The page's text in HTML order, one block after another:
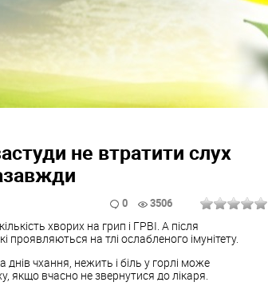
не втратити слух
0 3506
хворих на грип і ГРВІ. А після
на тлі ослабленого імунітету.
чхання, нежить і біль у горлі може
якщо вчасно не звернутися до лікаря.